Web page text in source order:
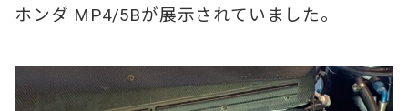
ホンダ MP4/5Bが展示されていました。